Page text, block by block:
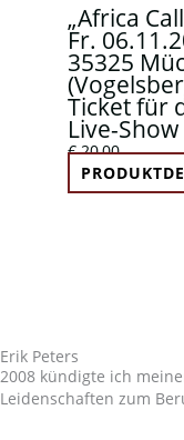
„Africa
Fr.
35325
Ticket für
Live-Show
€20,00
Erik Peters
2008 kündigte ich
Leidenschaften zum